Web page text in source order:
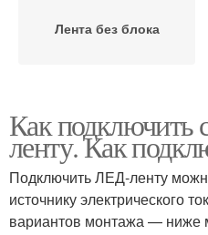
Лента без блока
Как подключить
ленту. Как
Подключить ЛЕД-ленту
источнику электрического
вариантов монтажа —